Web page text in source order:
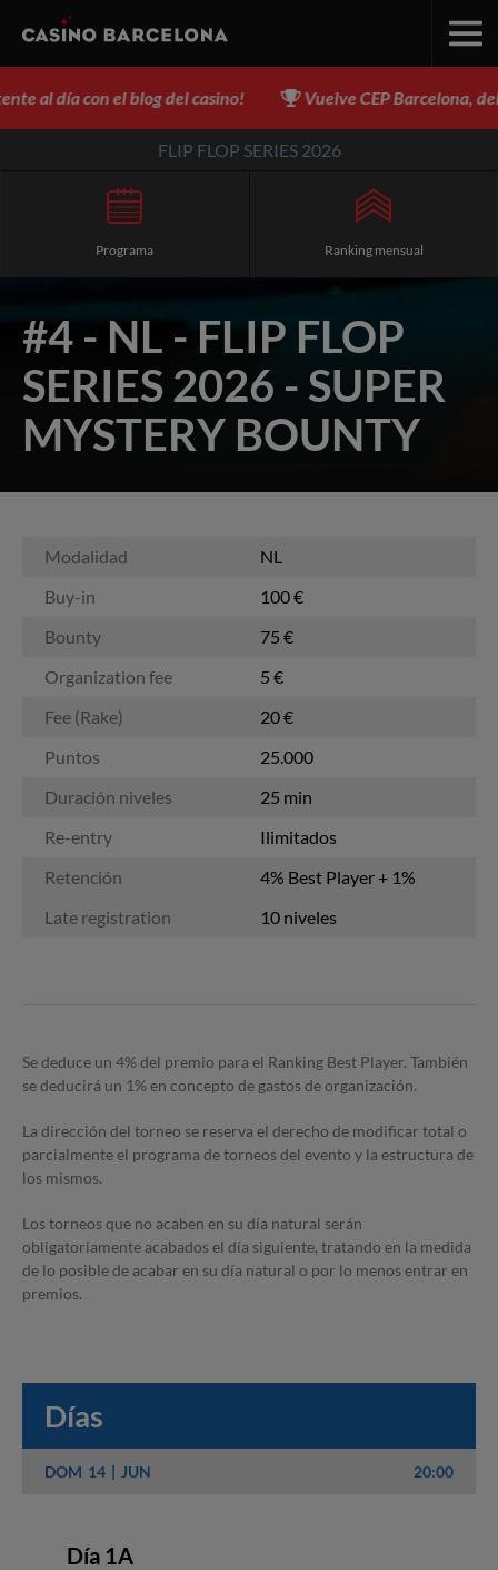
día con el blog del casino! Vuelve CEP Barcelona, del 3
FLIP FLOP SERIES 2026
Programa Ranking mensual
#4 - NL - FLIP FLOP
SERIES 2026 - SUPER
MYSTERY BOUNTY
Modalidad
NL
Buy-in
100 €
Bounty
75 €
Organization fee
5 €
Fee (Rake)
20 €
Puntos
25.000
Duración niveles
25 min
Re-entry
Ilimitados
Retención
4% Best Player + 1%
Late registration
10 niveles
Se deduce un 4% del premio para el Ranking Best Player. También
se deducirá un 1% en concepto de gastos de organización.
La dirección del torneo se reserva el derecho de modificar total o
parcialmente el programa de torneos del evento y la estructura de
los mismos.
Los torneos que no acaben en su día natural serán
obligatoriamente acabados el día siguiente, tratando en la medida
de lo posible de acabar en su día natural o por lo menos entrar en
premios.
Días
DOM 14 JUN 20:00
Día 1A